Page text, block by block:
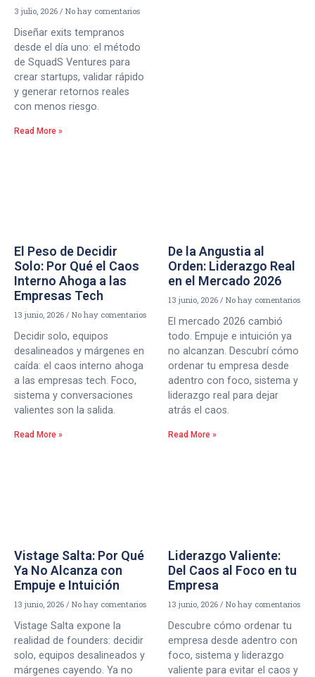
3 julio, 2026 No hay comentarios
Diseñar exits tempranos
desde el día uno: el método
de SquadS Ventures para
crear startups, validar rápido
y generar retornos reales
con menos riesgo.
Read More »
El Peso de Decidir
Solo: Por Qué el Caos
Interno Ahoga a las
Empresas Tech
13 junio, 2026 No hay comentarios
Decidir solo, equipos
desalineados y márgenes en
caída: el caos interno ahoga
a las empresas tech. Foco,
sistema y conversaciones
valientes son la salida.
Read More »
De la Angustia al
Orden: Liderazgo Real
en el Mercado 2026
13 junio, 2026 No hay comentarios
El mercado 2026 cambió
todo. Empuje e intuición ya
no alcanzan. Descubrí cómo
ordenar tu empresa desde
adentro con foco, sistema y
liderazgo real para dejar
atrás el caos.
Read More »
Vistage Salta: Por Qué
Ya No Alcanza con
Empuje e Intuición
13 junio, 2026 No hay comentarios
Vistage Salta expone la
realidad de founders: decidir
solo, equipos desalineados y
márgenes cayendo. Ya no
Liderazgo Valiente:
Del Caos al Foco en tu
Empresa
13 junio, 2026 No hay comentarios
Descubre cómo ordenar tu
empresa desde adentro con
foco, sistema y liderazgo
valiente para evitar el caos y